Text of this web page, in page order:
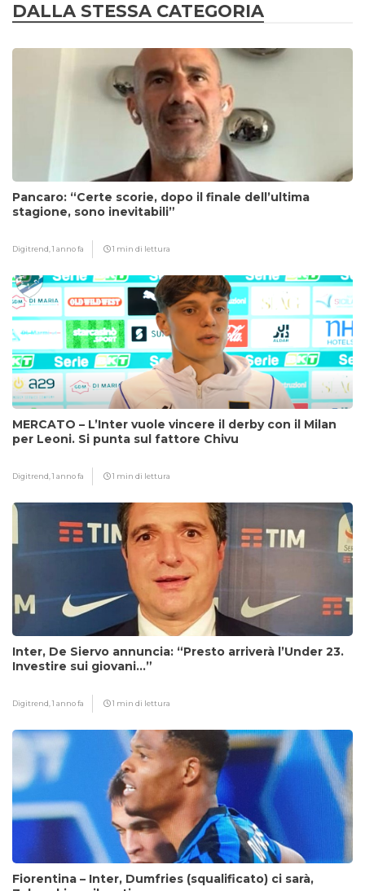
DALLA STESSA CATEGORIA
Pancaro: “Certe scorie, dopo il finale dell’ultima
stagione, sono inevitabili”
Digitrend,1 anno fa 1 min di lettura
MERCATO – L’Inter vuole vincere il derby con il Milan
per Leoni. Si punta sul fattore Chivu
Digitrend,1 anno fa 1 min di lettura
Inter, De Siervo annuncia: “Presto arriverà l’Under 23.
Investire sui giovani…”
Digitrend,1 anno fa 1 min di lettura
Fiorentina – Inter, Dumfries (squalificato) ci sarà,